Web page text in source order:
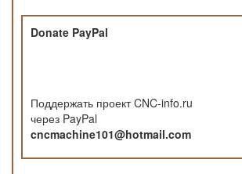
Donate PayPal
Поддержать проект CNC-info.ru
через PayPal
cncmachine101@hotmail.com